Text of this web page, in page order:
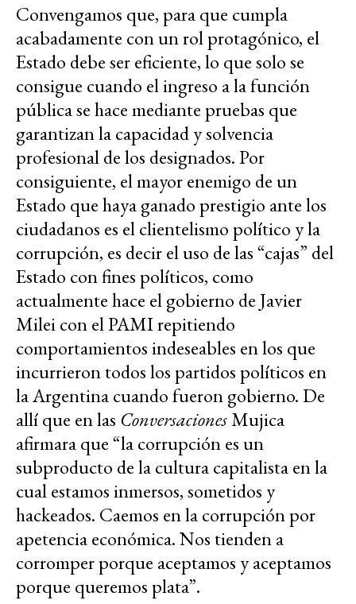
Convengamos que, para que cumpla
acabadamente con un rol protagónico, el
Estado debe ser eficiente, lo que solo se
consigue cuando el ingreso a la función
pública se hace mediante pruebas que
garantizan la capacidad y solvencia
profesional de los designados. Por
consiguiente, el mayor enemigo de un
Estado que haya ganado prestigio ante los
ciudadanos es el clientelismo político y la
corrupción, es decir el uso de las “cajas” del
Estado con fines políticos, como
actualmente hace el gobierno de Javier
Milei con el PAMI repitiendo
comportamientos indeseables en los que
incurrieron todos los partidos políticos en
la Argentina cuando fueron gobierno. De
allí que en las ConversacionesMujica
afirmara que “la corrupción es un
subproducto de la cultura capitalista en la
cual estamos inmersos, sometidos y
hackeados. Caemos en la corrupción por
apetencia económica. Nos tienden a
corromper porque aceptamos y aceptamos
porque queremos plata”.